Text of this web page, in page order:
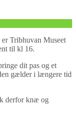
er Tribhuvan Museet
til kl 16.
dit pas og et
gælder i længere tid
derfor knæ og